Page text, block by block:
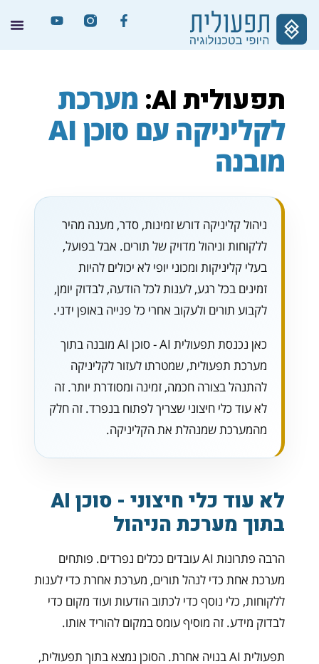
תפעולית AI:
מערכת
לקליניקה עם סוכן AI
מובנה
ניהול קליניקה דורש זמינות, סדר, מענה מהיר
ללקוחות וניהול מדויק של תורים. אבל בפועל,
בעלי קליניקות ומכוני יופי לא יכולים להיות
זמינים בכל רגע, לענות לכל הודעה, לבדוק יומן,
לקבוע תורים ולעקוב אחרי כל פנייה באופן ידני.
כאן נכנסת תפעולית AI - סוכן AI מובנה בתוך
מערכת תפעולית, שמטרתו לעזור לקליניקה
להתנהל בצורה חכמה, זמינה ומסודרת יותר. זה
לא עוד כלי חיצוני שצריך לפתוח בנפרד. זה חלק
מהמערכת שמנהלת את הקליניקה.
לא עוד כלי חיצוני - סוכן AI
בתוך מערכת הניהול
הרבה פתרונות AI עובדים ככלים נפרדים. פותחים
מערכת אחת כדי לנהל תורים, מערכת אחרת כדי לענות
ללקוחות, כלי נוסף כדי לכתוב הודעות ועוד מקום כדי
לבדוק מידע. זה מוסיף עומס במקום להוריד אותו.
תפעולית AI בנויה אחרת. הסוכן נמצא בתוך תפעולית,